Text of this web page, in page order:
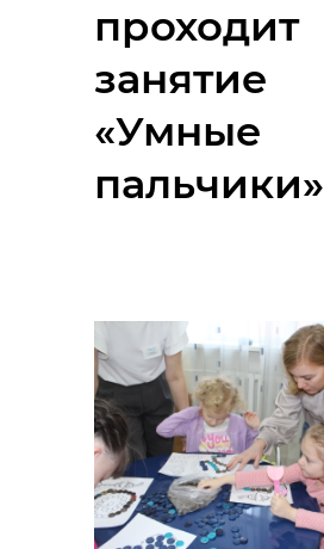
проходит
занятие
«Умные
пальчики»